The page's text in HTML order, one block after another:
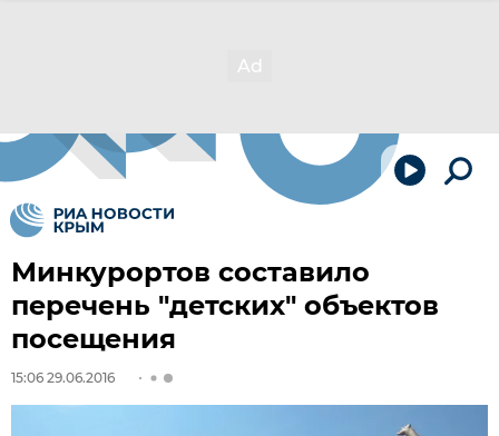
Минкурортов составило
перечень "детских" объектов
посещения
15:06 29.06.2016